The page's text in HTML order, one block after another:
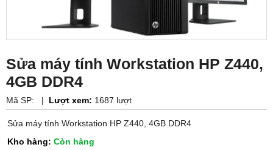
Sửa máy tính Workstation HP Z440,
4GB DDR4
Mã SP: | Lượt xem: 1687 lượt
Sửa máy tính Workstation HP Z440, 4GB DDR4
Kho hàng: Còn hàng